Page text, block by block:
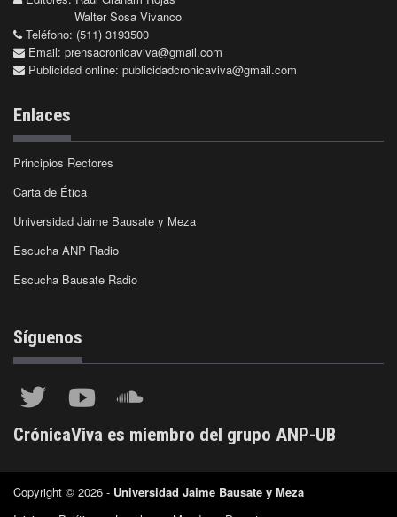
Walter Sosa Vivanco
Teléfono: (511) 3193500
Email: prensacronicaviva@gmail.com
Publicidad online: publicidadcronicaviva@gmail.com
Enlaces
Principios Rectores
Carta de Ética
Universidad Jaime Bausate y Meza
Escucha ANP Radio
Escucha Bausate Radio
Síguenos
CrónicaViva es miembro del grupo ANP-UB
Copyright © 2026 - Universidad Jaime Bausate y Meza